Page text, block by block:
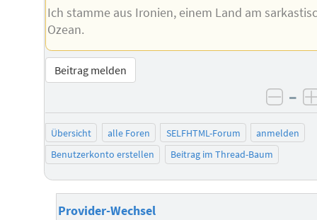
Ich stamme aus Ironien, einem Land am
Ozean.
Beitrag melden
–
Übersicht alle Foren SELFHTML-Forum
anmelden
Benutzerkonto erstellen
Beitrag im Thread-Baum
Provider-Wechsel